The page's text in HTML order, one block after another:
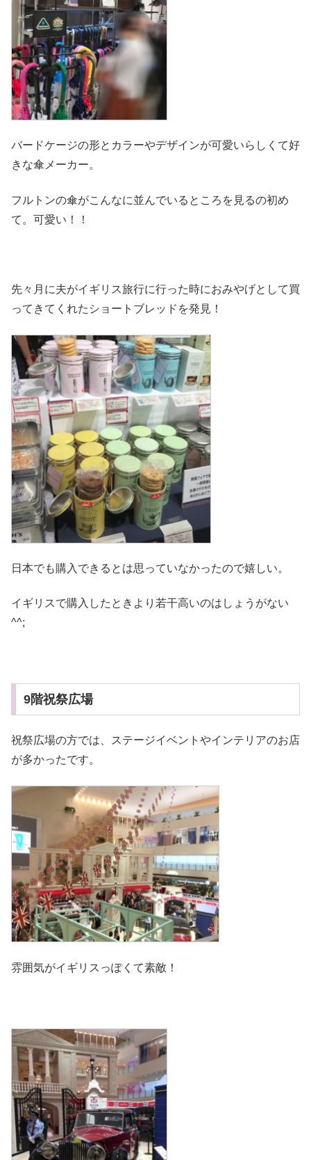
バードケージの形とカラーやデザインが可愛いらしくて好
きな傘メーカー。
フルトンの傘がこんなに並んでいるところを見るの初め
て。可愛い！！
先々月に夫がイギリス旅行に行った時におみやげとして買
ってきてくれたショートブレッドを発見！
日本でも購入できるとは思っていなかったので嬉しい。
イギリスで購入したときより若干高いのはしょうがない
^^;
9階祝祭広場
祝祭広場の方では、ステージイベントやインテリアのお店
が多かったです。
雰囲気がイギリスっぽくて素敵！